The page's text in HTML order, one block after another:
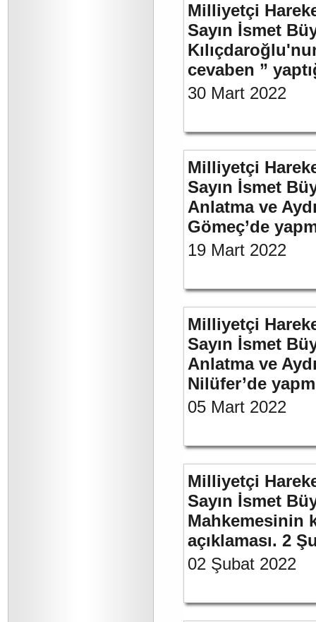
Milliyetçi
Sayın İsmet
cevaben ”
30 Mart 2022
Milliyetçi
Sayın İsmet
Anlatma ve
Gömeç’de
19 Mart 2022
Milliyetçi
Sayın İsmet
Anlatma ve
Nilüfer’de
05 Mart 2022
Milliyetçi
Sayın İsmet
Mahkemesinin
açıklaması. 2
02 Şubat 2022